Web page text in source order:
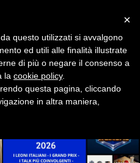
×
questo utilizzati si avvalgono
ed utili alle finalità illustrate
di più o negare il consenso a
la cookie policy.
questa pagina, cliccando
in altra maniera,